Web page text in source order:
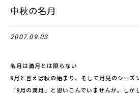
中秋の名月
2007.09.03
名月は満月とは限らない
9月と言えば秋の始まり、そして月見のシーズ
「9月の満月」と思いこんでいませんか。し